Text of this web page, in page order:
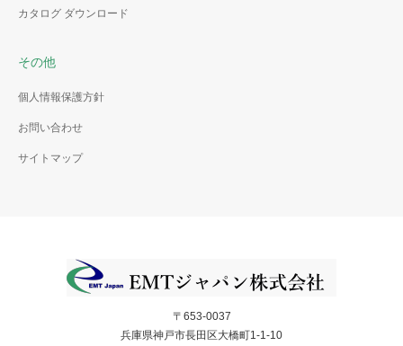
カタログ ダウンロード
その他
個人情報保護方針
お問い合わせ
サイトマップ
〒653-0037
兵庫県神戸市長田区大橋町1-1-10